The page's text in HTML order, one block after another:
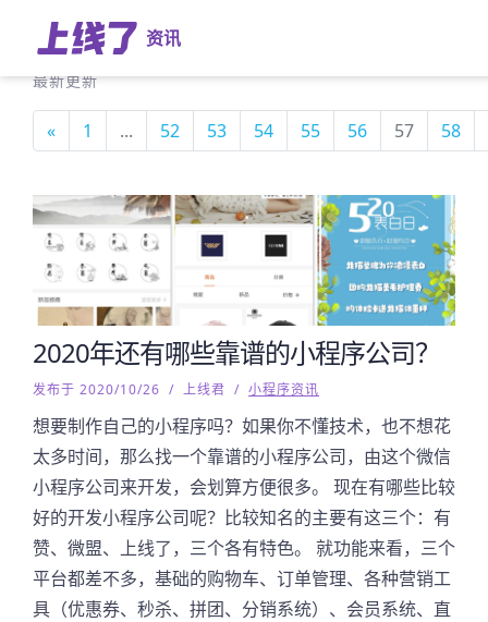
资讯
最新更新
« 1 ... 52 53 54 55 56 57 58
2020年还有哪些靠谱的小程序公司？
发布于 2020/10/26 / 上线君 / 小程序资讯
想要制作自己的小程序吗？如果你不懂技术，也不想花
太多时间，那么找一个靠谱的小程序公司，由这个微信
小程序公司来开发，会划算方便很多。 现在有哪些比较
好的开发小程序公司呢？比较知名的主要有这三个：有
赞、微盟、上线了，三个各有特色。 就功能来看，三个
平台都差不多，基础的购物车、订单管理、各种营销工
具（优惠券、秒杀、拼团、分销系统）、会员系统、直